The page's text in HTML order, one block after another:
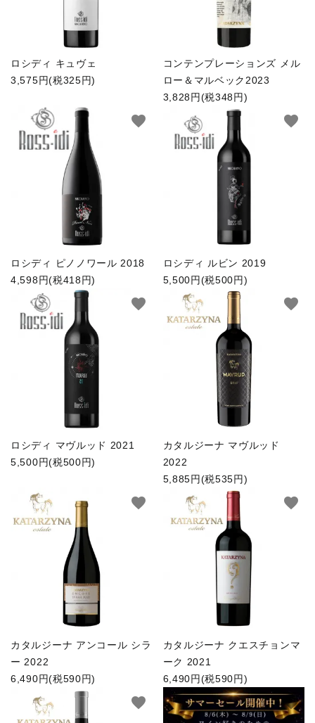
ロシディ キュヴェ
3,575円(税325円)
コンテンプレーションズ メル
ロー＆マルベック2023
3,828円(税348円)
ロシディ ピノノワール 2018
4,598円(税418円)
favorite
ロシディ ルビン 2019
5,500円(税500円)
favorite
ロシディ マヴルッド 2021
5,500円(税500円)
favorite
カタルジーナ マヴルッド
2022
5,885円(税535円)
favorite
カタルジーナ アンコール シラ
ー 2022
6,490円(税590円)
favorite
カタルジーナ クエスチョンマ
ーク 2021
6,490円(税590円)
favorite
favorite favorite